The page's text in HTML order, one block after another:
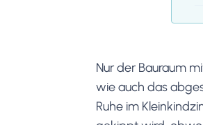
Nur der Bauraum
wie auch das
Ruhe im